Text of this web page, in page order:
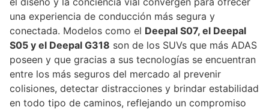
una experiencia de conducción más segura y
conectada. Modelos como el Deepal S07, el Deepal
S05 y el Deepal G318 son de los SUVs que más ADAS
poseen y que gracias a sus tecnologías se encuentran
entre los más seguros del mercado al prevenir
colisiones, detectar distracciones y brindar estabilidad
en todo tipo de caminos, reflejando un compromiso